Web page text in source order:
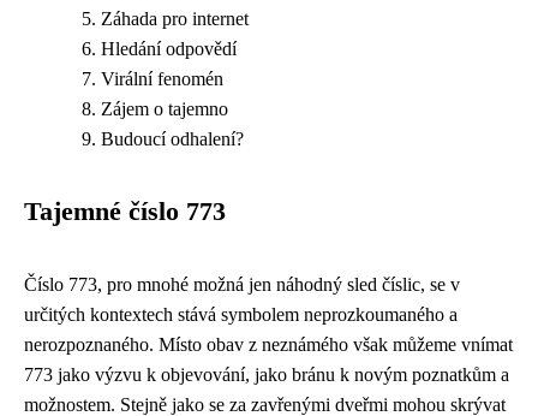
Záhada pro internet
Hledání odpovědí
Virální fenomén
Zájem o tajemno
Budoucí odhalení?
Tajemné číslo 773
Číslo 773, pro mnohé možná jen náhodný sled číslic, se v
určitých kontextech stává symbolem neprozkoumaného a
nerozpoznaného. Místo obav z neznámého však můžeme vnímat
773 jako výzvu k objevování, jako bránu k novým poznatkům a
možnostem. Stejně jako se za zavřenými dveřmi mohou skrývat